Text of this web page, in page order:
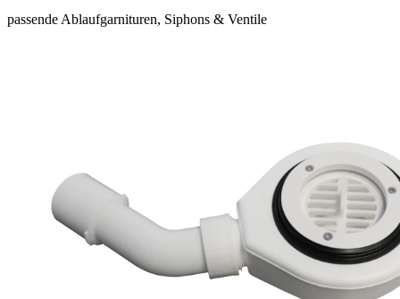
passende Ablaufgarnituren, Siphons & Ventile